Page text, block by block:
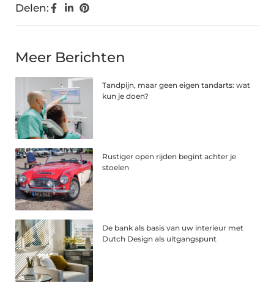
Delen:
Meer Berichten
Tandpijn, maar geen eigen tandarts: wat
kun je doen?
Rustiger open rijden begint achter je
stoelen
De bank als basis van uw interieur met
Dutch Design als uitgangspunt